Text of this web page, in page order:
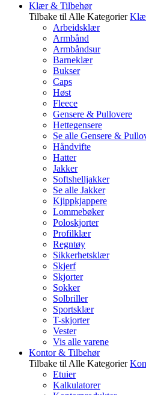
Klær & Tilbehør
Tilbake til Alle Kategorier
Arbeidsklær
Armbånd
Armbåndsur
Barneklær
Bukser
Caps
Høst
Fleece
Gensere & Pullovere
Hettegensere
Se alle Gensere &
Håndvifte
Hatter
Jakker
Softshelljakker
Se alle Jakker
Kjippkjappere
Lommebøker
Poloskjorter
Profilklær
Regntøy
Sikkerhetsklær
Skjerf
Skjorter
Sokker
Solbriller
Sportsklær
T-skjorter
Vester
Vis alle varene
Kontor & Tilbehør
Tilbake til Alle Kategorier
Etuier
Kalkulatorer